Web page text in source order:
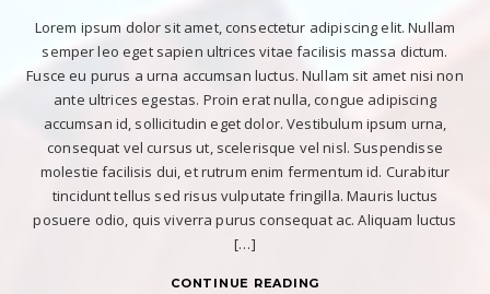
Lorem ipsum dolor sit amet, consectetur adipiscing elit. Nullam
semper leo eget sapien ultrices vitae facilisis massa dictum.
Fusce eu purus a urna accumsan luctus. Nullam sit amet nisi non
ante ultrices egestas. Proin erat nulla, congue adipiscing
accumsan id, sollicitudin eget dolor. Vestibulum ipsum urna,
consequat vel cursus ut, scelerisque vel nisl. Suspendisse
molestie facilisis dui, et rutrum enim fermentum id. Curabitur
tincidunt tellus sed risus vulputate fringilla. Mauris luctus
posuere odio, quis viverra purus consequat ac. Aliquam luctus
[…]
CONTINUE READING